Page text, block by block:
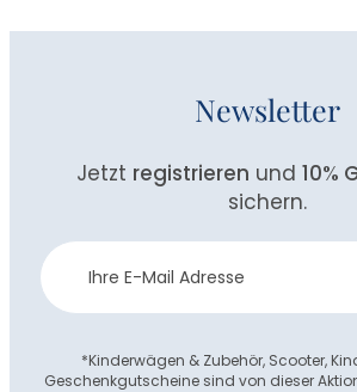
Newsletter
Jetzt registrieren und 10%
sichern.
Newsletter
Anmeldung
*Kinderwägen & Zubehör, Scooter,
Geschenkgutscheine sind von dieser